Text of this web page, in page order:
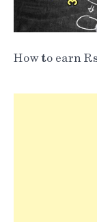
How to earn